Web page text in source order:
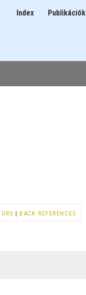
MainIndex Publikációk
|BACK REFERENCES